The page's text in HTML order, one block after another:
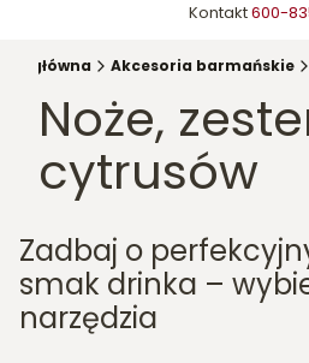
Kontakt600-
główna Akcesoria barmańskie
Noże,
cytrusów
Zadbaj o
smak drinka –
narzędzia